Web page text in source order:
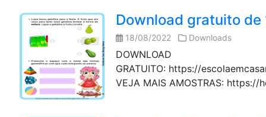
Download gratuito de
18/08/2022 Downloads
DOWNLOAD
GRATUITO: https://
VEJA MAIS AMOSTRAS: